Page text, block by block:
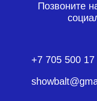
Позвоните
+7 705 500 17